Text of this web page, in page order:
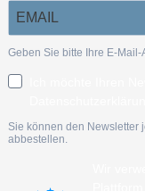
Geben Sie bitte Ihre E-Mail-
Sie können den Newsletter
abbestellen.